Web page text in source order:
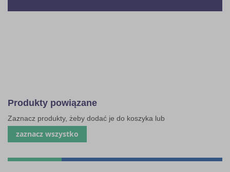
Produkty powiązane
Zaznacz produkty, żeby dodać je do koszyka lub
zaznacz wszystko